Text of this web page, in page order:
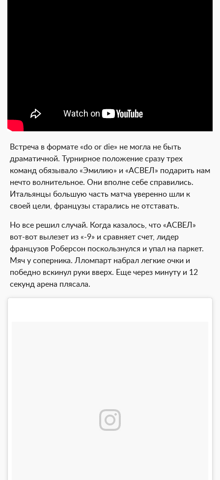
Встреча в формате «do or die» не могла не быть
драматичной. Турнирное положение сразу трех
команд обязывало «Эмилию» и «АСВЕЛ» подарить нам
нечто волнительное. Они вполне себе справились.
Итальянцы большую часть матча уверенно шли к
своей цели, французы старались не отставать.
Но все решил случай. Когда казалось, что «АСВЕЛ»
вот-вот вылезет из «-9» и сравняет счет, лидер
французов Роберсон поскользнулся и упал на паркет.
Мяч у соперника. Лломпарт набрал легкие очки и
победно вскинул руки вверх. Еще через минуту и 12
секунд арена плясала.